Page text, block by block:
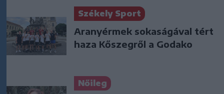
Székely Sport
Aranyérmek sokaságával tért
haza Kőszegről a Godako
Nőileg